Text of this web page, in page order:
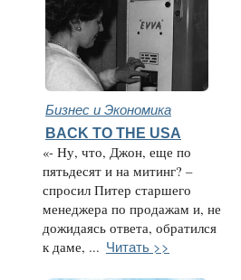
Бизнес и Экономика
BACK TO THE USA
«- Ну, что, Джон, еще по
пятьдесят и на митинг? –
спросил Питер старшего
менеджера по продажам и, не
дожидаясь ответа, обратился
к даме, ... Читать >>